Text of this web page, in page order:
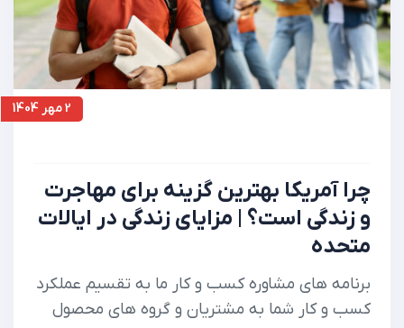
2 مهر 1404
چرا آمریکا بهترین گزینه برای مهاجرت
و زندگی است؟ | مزایای زندگی در ایالات
متحده
برنامه های مشاوره کسب و کار ما به تقسیم عملکرد
کسب و کار شما به مشتریان و گروه های محصول